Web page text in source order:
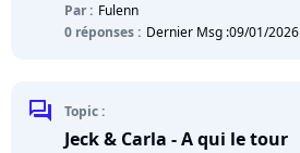
Par : Fulenn
0 réponses : Dernier Msg :09/01/2026
chat Topic :
Jeck & Carla - A qui le tour